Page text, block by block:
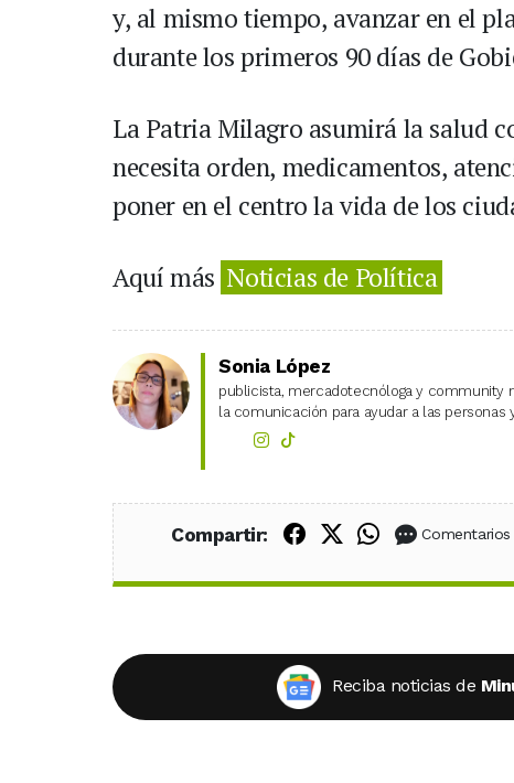
y, al mismo tiempo, avanzar en el
durante los primeros 90 días de
La Patria Milagro asumirá la salud
necesita orden, medicamentos,
poner en el centro la vida de los
Aquí más Noticias de Política
Sonia López
publicista, mercadotecnóloga y community
la comunicación para ayudar a las personas
Compartir: Compartir en
Compartir en X
Compartir en
Comentarios
Reciba noticias de